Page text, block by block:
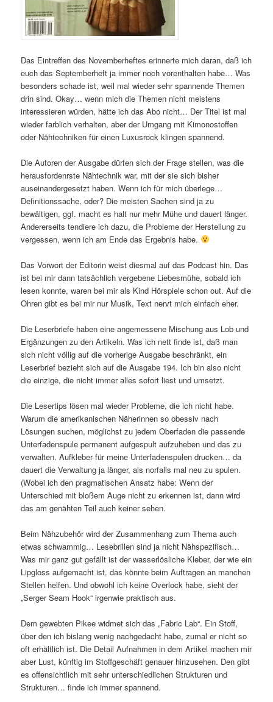
Das Eintreffen des Novemberheftes erinnerte mich daran, daß ich
euch das Septemberheft ja immer noch vorenthalten habe… Was
besonders schade ist, weil mal wieder sehr spannende Themen
drin sind. Okay… wenn mich die Themen nicht meistens
interessieren würden, hätte ich das Abo nicht… Der Titel ist mal
wieder farblich verhalten, aber der Umgang mit Kimonostoffen
oder Nähtechniken für einen Luxusrock klingen spannend.
Die Autoren der Ausgabe dürfen sich der Frage stellen, was die
herausfordenrste Nähtechnik war, mit der sie sich bisher
auseinandergesetzt haben. Wenn ich für mich überlege…
Definitionssache, oder? Die meisten Sachen sind ja zu
bewältigen, ggf. macht es halt nur mehr Mühe und dauert länger.
Andererseits tendiere ich dazu, die Probleme der Herstellung zu
vergessen, wenn ich am Ende das Ergebnis habe.
Das Vorwort der Editorin weist diesmal auf das Podcast hin. Das
ist bei mir dann tatsächlich vergebene Liebesmühe, sobald ich
lesen konnte, waren bei mir als Kind Hörspiele schon out. Auf die
Ohren gibt es bei mir nur Musik, Text nervt mich einfach eher.
Die Leserbriefe haben eine angemessene Mischung aus Lob und
Ergänzungen zu den Artikeln. Was ich nett finde ist, daß man
sich nicht völlig auf die vorherige Ausgabe beschränkt, ein
Leserbrief bezieht sich auf die Ausgabe 194. Ich bin also nicht
die einzige, die nicht immer alles sofort liest und umsetzt.
Die Lesertips lösen mal wieder Probleme, die ich nicht habe.
Warum die amerikanischen Näherinnen so obessiv nach
Lösungen suchen, möglichst zu jedem Oberfaden die passende
Unterfadenspule permanent aufgespult aufzuheben und das zu
verwalten. Aufkleber für meine Unterfadenspulen drucken… da
dauert die Verwaltung ja länger, als norfalls mal neu zu spulen.
(Wobei ich den pragmatischen Ansatz habe: Wenn der
Unterschied mit bloßem Auge nicht zu erkennen ist, dann wird
das am genähten Teil auch keiner sehen.
Beim Nähzubehör wird der Zusammenhang zum Thema auch
etwas schwammig… Lesebrillen sind ja nicht Nähspezifisch…
Was mir ganz gut gefällt ist der wasserlösliche Kleber, der wie ein
Lipgloss aufgemacht ist, das könnte beim Auftragen an manchen
Stellen helfen. Und obwohl ich keine Overlock habe, sieht der
„Serger Seam Hook“ irgenwie praktisch aus.
Dem gewebten Pikee widmet sich das „Fabric Lab“. Ein Stoff,
über den ich bislang wenig nachgedacht habe, zumal er nicht so
oft erhältlich ist. Die Detail Aufnahmen in dem Artikel machen mir
aber Lust, künftig im Stoffgeschäft genauer hinzusehen. Den gibt
es offensichtlich mit sehr unterschiedlichen Strukturen und
Strukturen… finde ich immer spannend.